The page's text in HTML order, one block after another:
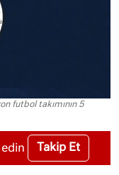
futbol takımının 5
Takip Et